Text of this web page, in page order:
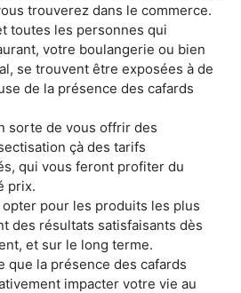
trouverez dans le commerce.
toutes les personnes qui
votre boulangerie ou bien
se trouvent être exposées à de
de la présence des cafards
sorte de vous offrir des
çà des tarifs
qui vous feront profiter du
prix.
pour les produits les plus
des résultats satisfaisants dès
et sur le long terme.
que la présence des cafards
impacter votre vie au